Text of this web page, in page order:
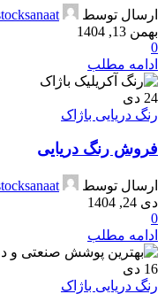
ارسال توسط
بهمن 13, 1404
0
ادامه مطلب
24 دی
رنگ دریایی باژاک
فروش رنگ دریایی
ارسال توسط
دی 24, 1404
0
ادامه مطلب
16 دی
رنگ دریایی باژاک